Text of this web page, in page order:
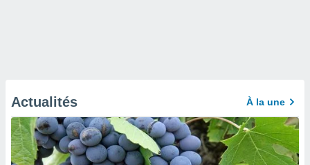
Actualités À la une